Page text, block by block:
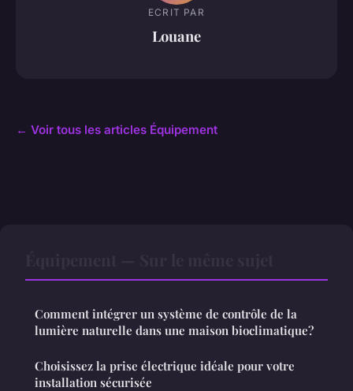
ECRIT PAR
Louane
← Voir tous les articles Équipement
Comment intégrer un système de contrôle de la
lumière naturelle dans une maison bioclimatique?
Choisissez la prise électrique idéale pour votre
installation sécurisée